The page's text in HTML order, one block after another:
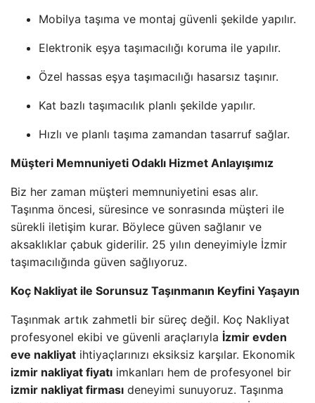
Mobilya taşıma ve montaj güvenli şekilde yapılır.
Elektronik eşya taşımacılığı koruma ile yapılır.
Özel hassas eşya taşımacılığı hasarsız taşınır.
Kat bazlı taşımacılık planlı şekilde yapılır.
Hızlı ve planlı taşıma zamandan tasarruf sağlar.
Müşteri Memnuniyeti Odaklı Hizmet Anlayışımız
Biz her zaman müşteri memnuniyetini esas alır.
Taşınma öncesi, süresince ve sonrasında müşteri ile
sürekli iletişim kurar. Böylece güven sağlanır ve
aksaklıklar çabuk giderilir. 25 yılın deneyimiyle İzmir
taşımacılığında güven sağlıyoruz.
Koç Nakliyat ile Sorunsuz Taşınmanın Keyfini Yaşayın
Taşınmak artık zahmetli bir süreç değil. Koç Nakliyat
profesyonel ekibi ve güvenli araçlarıyla İzmir evden
eve nakliyat ihtiyaçlarınızı eksiksiz karşılar. Ekonomik
izmir nakliyat fiyatı imkanları hem de profesyonel bir
izmir nakliyat firması deneyimi sunuyoruz. Taşınma